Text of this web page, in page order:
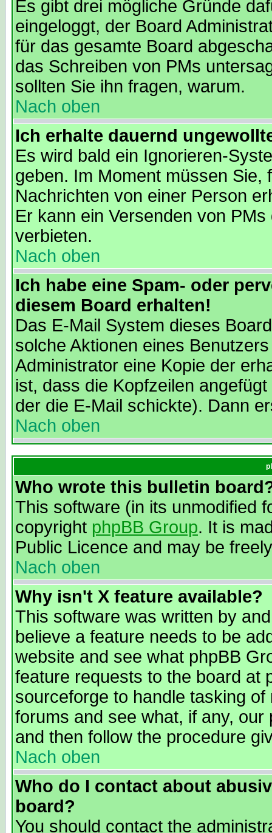
Es gibt drei mögliche Gründe
eingeloggt, der Board
für das gesamte Board
das Schreiben von PMs
sollten Sie ihn fragen, warum.
Nach oben
Ich erhalte dauernd
Es wird bald ein Ignorieren-
geben. Im Moment müssen
Nachrichten von einer Person
Er kann ein Versenden von
verbieten.
Nach oben
Ich habe eine Spam- oder
diesem Board erhalten!
Das E-Mail System dieses
solche Aktionen eines
Administrator eine Kopie der
ist, dass die Kopfzeilen
der die E-Mail schickte). Dann
Nach oben
Who wrote this bulletin
This software (in its unmodified
copyright phpBB Group. It is
Public Licence and may be
Nach oben
Why isn't X feature available?
This software was written by
believe a feature needs to be
website and see what phpBB
feature requests to the board at
sourceforge to handle tasking
forums and see what, if any,
and then follow the procedure
Nach oben
Who do I contact about
board?
You should contact the